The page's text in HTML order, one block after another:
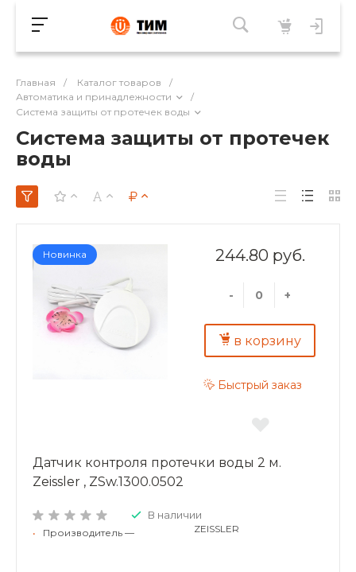
Главная / Каталог товаров
/
Автоматика и принадлежности
/
Система защиты от протечек воды
Система защиты от протечек
воды
Новинка 244.80 руб.
- +
в корзину
Быстрый заказ
Датчик контроля протечки воды 2 м.
Zeissler , ZSw.1300.0502
В наличии
• Производитель — ZEISSLER